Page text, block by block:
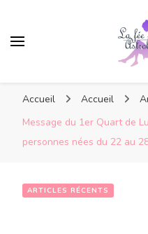
Accueil Accueil
Message du 1er Quart de
personnes nées du 22 au
ARTICLES RÉCENTS